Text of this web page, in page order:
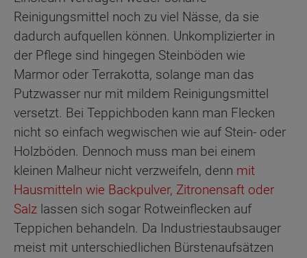
Reinigungsmittel noch zu viel Nässe, da sie
dadurch aufquellen können. Unkomplizierter in
der Pflege sind hingegen Steinböden wie
Marmor oder Terrakotta, solange man das
Putzwasser nur mit mildem Reinigungsmittel
versetzt. Bei Teppichboden kann man Flecken
nicht so einfach wegwischen wie auf Stein- oder
Holzböden. Dennoch muss man bei einem
kleinen Malheur nicht verzweifeln, denn mit
Hausmitteln wie Backpulver, Zitronensaft oder
Salz lassen sich sogar Rotweinflecken auf
Teppichen behandeln. Da Industriestaubsauger
meist mit unterschiedlichen Bürstenaufsätzen